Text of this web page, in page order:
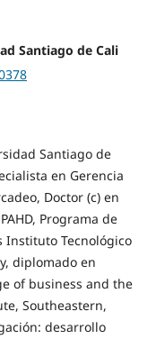
Santiago de Cali
Santiago de
en Gerencia
Doctor (c) en
Programa de
Instituto Tecnológico
diplomado en
of business and the
Southeastern,
desarrollo